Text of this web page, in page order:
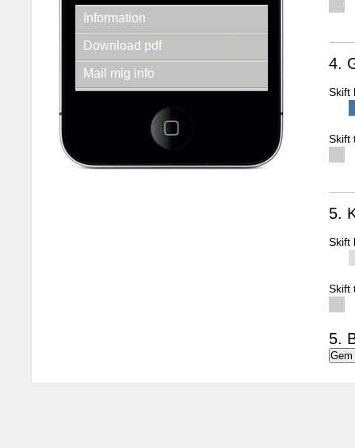
Information
Download pdf
Mail mig info
Fredens Torv 1 2.th
Tlf.: + 45 86 20 94 93
4.
Skift
Skift
5.
Skift
Skift
5.